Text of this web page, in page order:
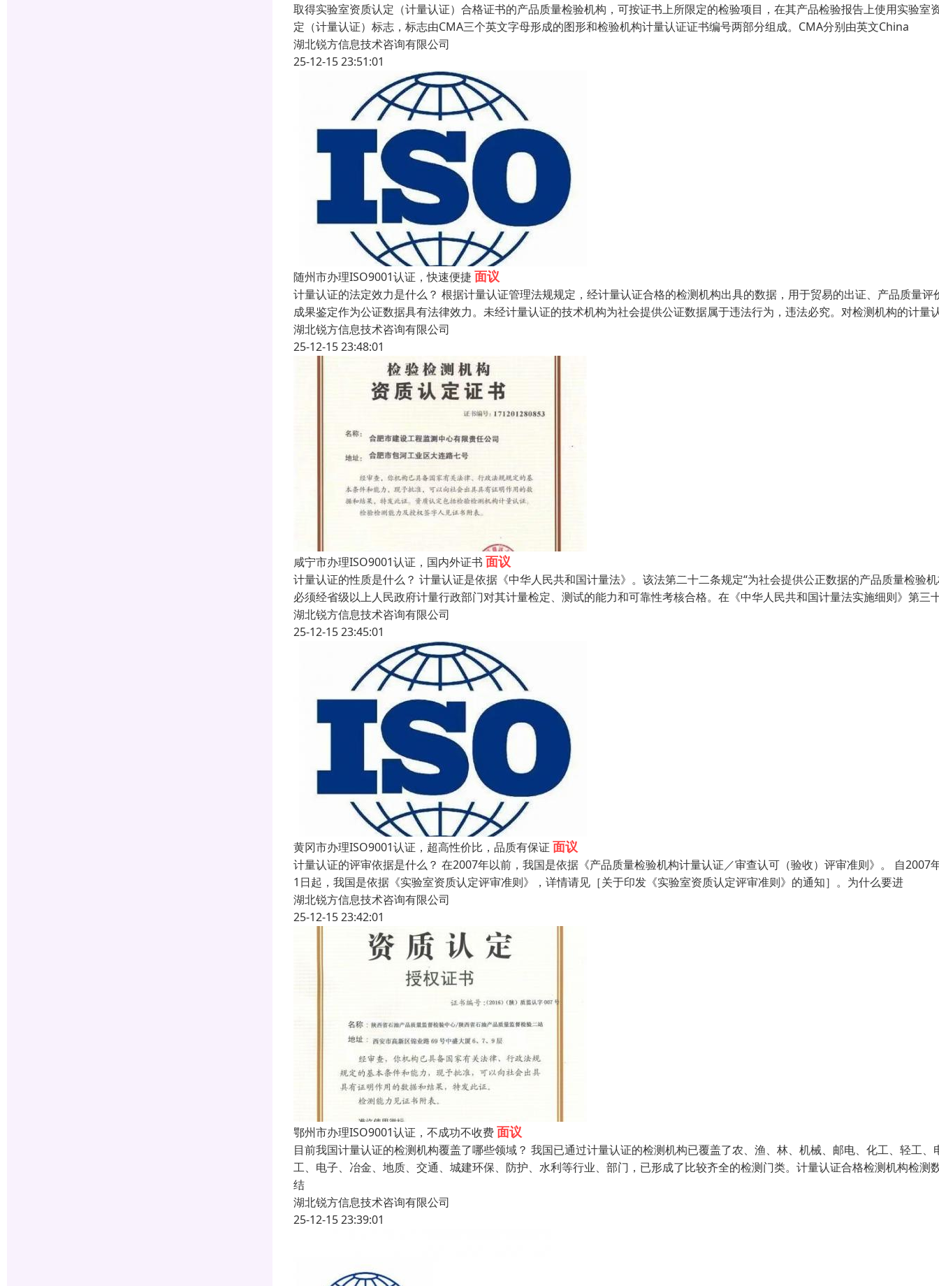
取得实验室资质认定（计量认证）合格证书的产品质量检验机构，可按证书上所限定的检验项目，在其产品检验报告上使用实验室
定（计量认证）标志，标志由CMA三个英文字母形成的图形和检验机构计量认证证书编号两部分组成。CMA分别由英文China
湖北锐方信息技术咨询有限公司
25-12-15 23:51:01
随州市办理ISO9001认证，快速便捷 面议
计量认证的法定效力是什么？ 根据计量认证管理法规规定，经计量认证合格的检测机构出具的数据，用于贸易的出证、产品质量评
成果鉴定作为公证数据具有法律效力。未经计量认证的技术机构为社会提供公证数据属于违法行为，违法必究。对检测机构的计量
湖北锐方信息技术咨询有限公司
25-12-15 23:48:01
咸宁市办理ISO9001认证，国内外证书 面议
计量认证的性质是什么？ 计量认证是依据《中华人民共和国计量法》。该法第二十二条规定“为社会提供公正数据的产品质量检验
必须经省级以上人民政府计量行政部门对其计量检定、测试的能力和可靠性考核合格。在《中华人民共和国计量法实施细则》第三
湖北锐方信息技术咨询有限公司
25-12-15 23:45:01
黄冈市办理ISO9001认证，超高性价比，品质有保证 面议
计量认证的评审依据是什么？ 在2007年以前，我国是依据《产品质量检验机构计量认证／审查认可（验收）评审准则》。 自2007
1日起，我国是依据《实验室资质认定评审准则》，详情请见［关于印发《实验室资质认定评审准则》的通知］。为什么要进
湖北锐方信息技术咨询有限公司
25-12-15 23:42:01
鄂州市办理ISO9001认证，不成功不收费面议
目前我国计量认证的检测机构覆盖了哪些领域？ 我国已通过计量认证的检测机构已覆盖了农、渔、林、机械、邮电、化工、轻工、
工、电子、冶金、地质、交通、城建环保、防护、水利等行业、部门，已形成了比较齐全的检测门类。计量认证合格检测机构检测
结
湖北锐方信息技术咨询有限公司
25-12-15 23:39:01